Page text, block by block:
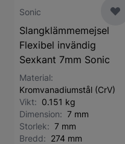
Sonic
Slangklämmemejsel
Flexibel invändig
Sexkant 7mm Sonic
Material:
Kromvanadiumstål (CrV)
Vikt: 0.151 kg
Dimension: 7 mm
Storlek: 7 mm
Bredd: 274 mm